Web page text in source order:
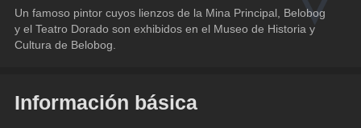
Un famoso pintor cuyos lienzos de la Mina Principal, Belobog
y el Teatro Dorado son exhibidos en el Museo de Historia y
Cultura de Belobog.
Información básica